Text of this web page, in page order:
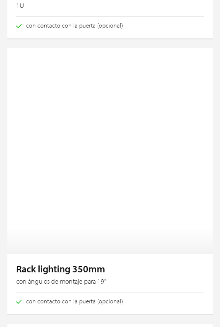
1U
con contacto con la puerta (opcional)
Rack lighting 350mm
con ángulos de montaje para 19"
con contacto con la puerta (opcional)